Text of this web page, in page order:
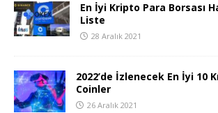
En İyi Kripto Para Borsası
Liste
28 Aralık 2021
2022’de İzlenecek En İyi 10
Coinler
26 Aralık 2021